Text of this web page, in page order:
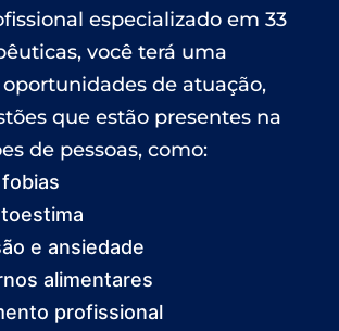
especializado em 33
você terá uma
de atuação,
que estão presentes na
de pessoas, como:
e ansiedade
alimentares
profissional